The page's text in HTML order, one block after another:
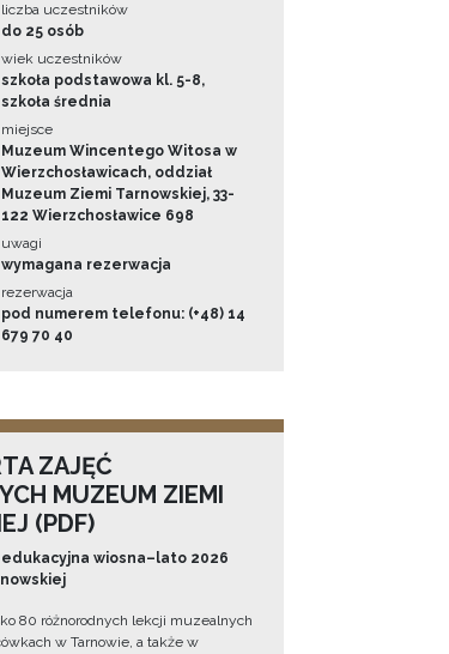
liczba uczestników
do 25 osób
wiek uczestników
szkoła podstawowa kl. 5-8,
szkoła średnia
miejsce
Muzeum Wincentego Witosa w
Wierzchosławicach, oddział
Muzeum Ziemi Tarnowskiej, 33-
122 Wierzchosławice 698
uwagi
wymagana rezerwacja
rezerwacja
pod numerem telefonu: (+48) 14
679 70 40
ZAJĘĆ
MUZEUM ZIEMI
(PDF)
wiosna–lato 2026
80 różnorodnych lekcji muzealnych
w Tarnowie, a także w